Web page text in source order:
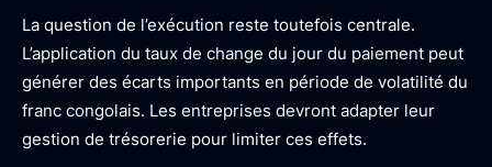
La question de l’exécution reste toutefois centrale.
L’application du taux de change du jour du paiement peut
générer des écarts importants en période de volatilité du
franc congolais. Les entreprises devront adapter leur
gestion de trésorerie pour limiter ces effets.